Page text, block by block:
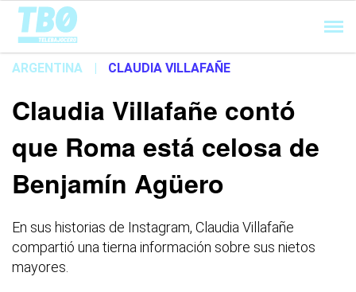
Cargando...
ARGENTINA | CLAUDIA VILLAFAÑE
Claudia Villafañe contó
que Roma está celosa de
Benjamín Agüero
En sus historias de Instagram, Claudia Villafañe
compartió una tierna información sobre sus nietos
mayores.